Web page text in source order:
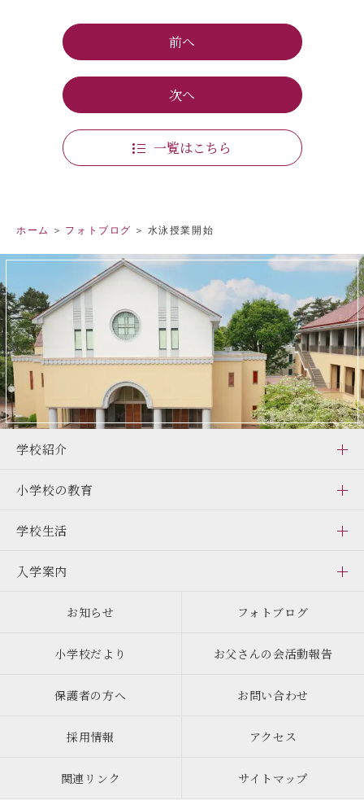
前へ
一覧はこちら
次へ
ホーム フォトブログ 水泳授業開始
学校紹介
小学校の教育
学校生活
入学案内
お知らせ フォトブログ
小学校だより お父さんの会活動報告
保護者の方へ お問い合わせ
採用情報 アクセス
関連リンク サイトマップ